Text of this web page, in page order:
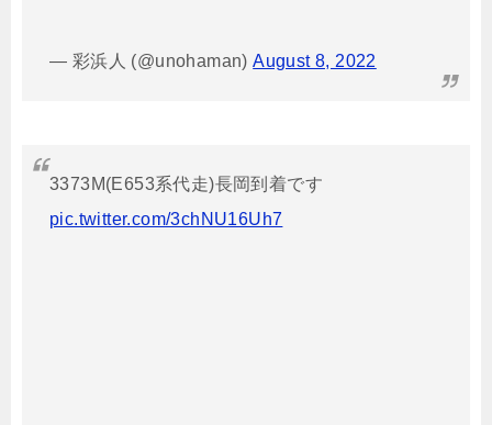
— 彩浜人 (@unohaman)August 8, 2022
3373M(E653系代走)長岡到着です
pic.twitter.com/3chNU16Uh7